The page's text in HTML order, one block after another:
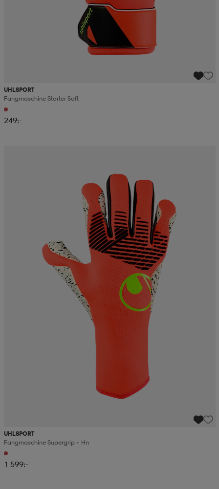
UHLSPORT
Fangmaschine Starter Soft
249:-
UHLSPORT
Fangmaschine Supergrip + Hn
1 599:-